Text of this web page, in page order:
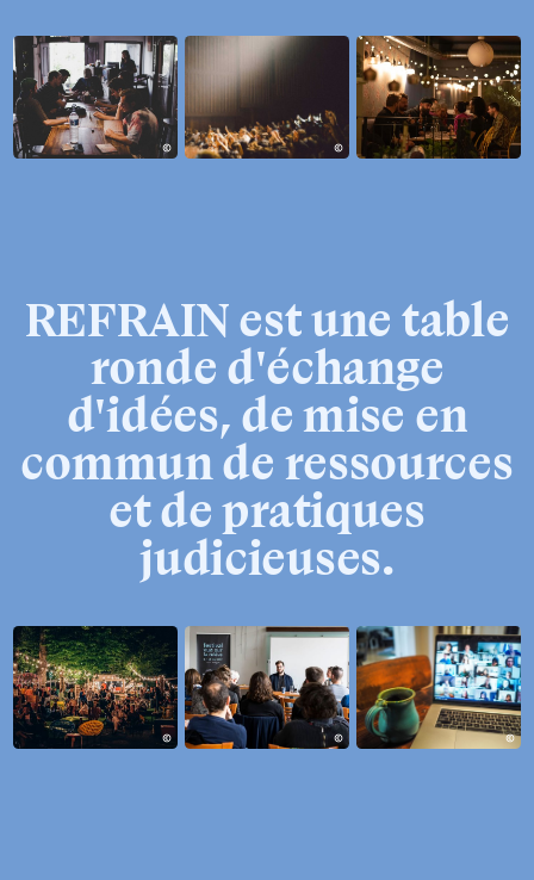
Ouvrir
Ouvrir
Ouvrir
REFRAINestune table
ronde d'échange
d'idées, demise en
communde ressources
etdepratiques
judicieuses.
Ouvrir
Ouvrir
Ouvrir